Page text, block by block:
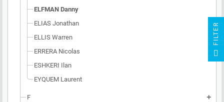
ELFMAN Danny
ELIAS Jonathan
ELLIS Warren
ERRERA Nicolas
ESHKERI Ilan
EYQUEM Laurent
F add
R